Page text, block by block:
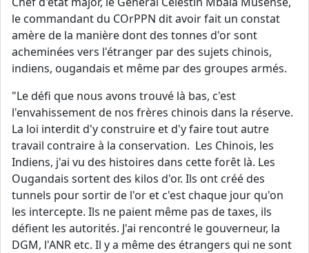
le commandant du COrPPN dit avoir fait un constat
amère de la manière dont des tonnes d'or sont
acheminées vers l'étranger par des sujets chinois,
indiens, ougandais et même par des groupes armés.
"Le défi que nous avons trouvé là bas, c'est
l'envahissement de nos frères chinois dans la réserve.
La loi interdit d'y construire et d'y faire tout autre
travail contraire à la conservation. Les Chinois, les
Indiens, j'ai vu des histoires dans cette forêt là. Les
Ougandais sortent des kilos d'or. Ils ont créé des
tunnels pour sortir de l'or et c'est chaque jour qu'on
les intercepte. Ils ne paient même pas de taxes, ils
défient les autorités. J'ai rencontré le gouverneur, la
DGM, l'ANR etc. Il y a même des étrangers qui ne sont